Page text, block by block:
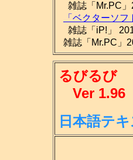
雑誌「Mr.PC」
「ベクターソフ
雑誌「iP!」
雑誌「Mr.PC」
るびるび
Ver 1.96
日本語テ